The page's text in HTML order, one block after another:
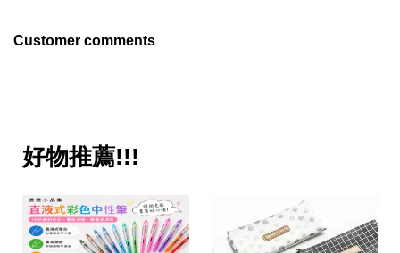
Customer comments
好物推薦!!!